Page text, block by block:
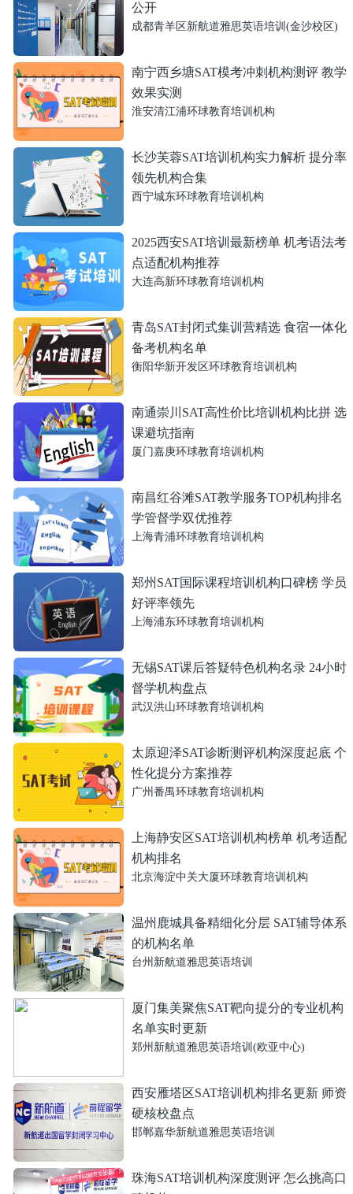
公开
成都青羊区新航道雅思英语培训(金沙校区)
南宁西乡塘SAT模考冲刺机构测评 教学
效果实测
淮安清江浦环球教育培训机构
长沙芙蓉SAT培训机构实力解析 提分率
领先机构合集
西宁城东环球教育培训机构
2025西安SAT培训最新榜单 机考语法考
点适配机构推荐
大连高新环球教育培训机构
青岛SAT封闭式集训营精选 食宿一体化
备考机构名单
衡阳华新开发区环球教育培训机构
南通崇川SAT高性价比培训机构比拼 选
课避坑指南
厦门嘉庚环球教育培训机构
南昌红谷滩SAT教学服务TOP机构排名
学管督学双优推荐
上海青浦环球教育培训机构
郑州SAT国际课程培训机构口碑榜 学员
好评率领先
上海浦东环球教育培训机构
无锡SAT课后答疑特色机构名录 24小时
督学机构盘点
武汉洪山环球教育培训机构
太原迎泽SAT诊断测评机构深度起底 个
性化提分方案推荐
广州番禺环球教育培训机构
上海静安区SAT培训机构榜单 机考适配
机构排名
北京海淀中关大厦环球教育培训机构
温州鹿城具备精细化分层 SAT辅导体系
的机构名单
台州新航道雅思英语培训
厦门集美聚焦SAT靶向提分的专业机构
名单实时更新
郑州新航道雅思英语培训(欧亚中心)
西安雁塔区SAT培训机构排名更新 师资
硬核校盘点
邯郸嘉华新航道雅思英语培训
珠海SAT培训机构深度测评 怎么挑高口